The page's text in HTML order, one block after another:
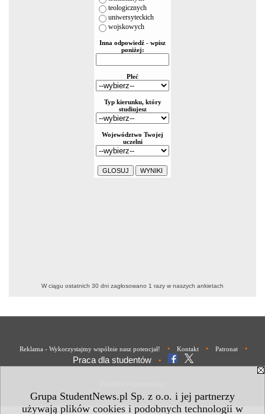
Grupa StudentNews.pl Sp. z o.o. i jej partnerzy
używają plików cookies i podobnych technologii w
W ciągu ostatnich 30 dni zagłosowano 1 razy w naszych ankietach
Reklama - Wykorzystajmy wspólnie nasz potencjał! • Kontakt • Patronat •
Praca dla studentów •